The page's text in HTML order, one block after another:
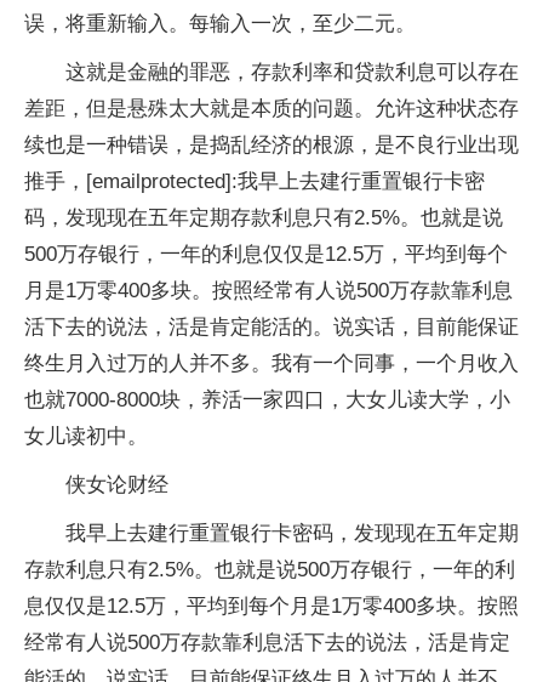
误，将重新输入。每输入一次，至少二元。
这就是金融的罪恶，存款利率和贷款利息可以存在
差距，但是悬殊太大就是本质的问题。允许这种状态存
续也是一种错误，是捣乱经济的根源，是不良行业出现
推手，[emailprotected]:我早上去建行重置银行卡密
码，发现现在五年定期存款利息只有2.5%。也就是说
500万存银行，一年的利息仅仅是12.5万，平均到每个
月是1万零400多块。按照经常有人说500万存款靠利息
活下去的说法，活是肯定能活的。说实话，目前能保证
终生月入过万的人并不多。我有一个同事，一个月收入
也就7000-8000块，养活一家四口，大女儿读大学，小
女儿读初中。
侠女论财经
我早上去建行重置银行卡密码，发现现在五年定期
存款利息只有2.5%。也就是说500万存银行，一年的利
息仅仅是12.5万，平均到每个月是1万零400多块。按照
经常有人说500万存款靠利息活下去的说法，活是肯定